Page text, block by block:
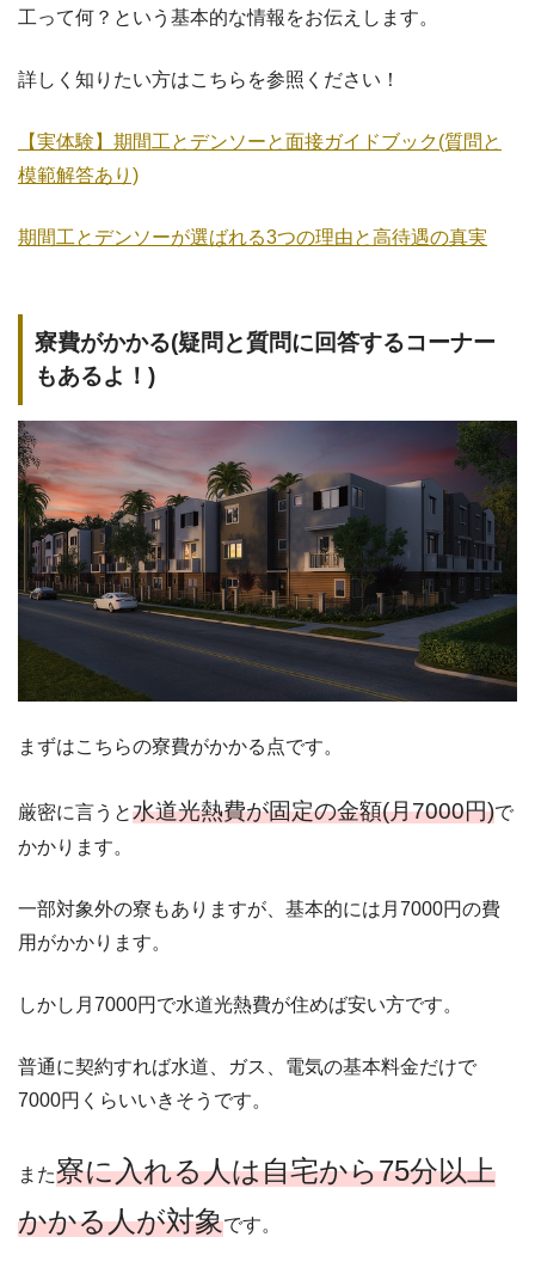
工って何？という基本的な情報をお伝えします。
詳しく知りたい方はこちらを参照ください！
【実体験】期間工とデンソーと面接ガイドブック(質問と
模範解答あり)
期間工とデンソーが選ばれる3つの理由と高待遇の真実
寮費がかかる(疑問と質問に回答するコーナー
もあるよ！)
まずはこちらの寮費がかかる点です。
厳密に言うと水道光熱費が固定の金額(月7000円)で
かかります。
一部対象外の寮もありますが、基本的には月7000円の費
用がかかります。
しかし月7000円で水道光熱費が住めば安い方です。
普通に契約すれば水道、ガス、電気の基本料金だけで
7000円くらいいきそうです。
また寮に入れる人は自宅から75分以上
かかる人が対象です。